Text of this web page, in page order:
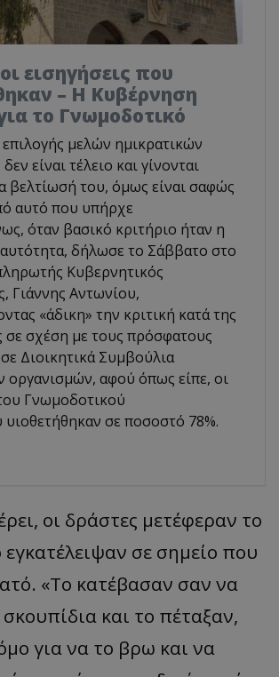
εισηγήσεις που
– Η Κυβέρνηση
το Γνωμοδοτικό
μελών ημικρατικών
είναι τέλειο και γίνονται
βελτίωσή του, όμως είναι σαφώς
αυτό που υπήρχε
όταν βασικό κριτήριο ήταν η
δήλωσε το Σάββατο στο
Κυβερνητικός
Γιάννης Αντωνίου,
«άδικη» την κριτική κατά της
σχέση με τους πρόσφατους
Διοικητικά Συμβούλια
οργανισμών, αφού όπως είπε, οι
Γνωμοδοτικού
σε ποσοστό 78%.
οι δράστες μετέφεραν το
εγκατέλειψαν σε σημείο που
«Το κατέβασαν σαν να
και το πέταξαν,
για να το βρω και να